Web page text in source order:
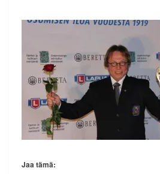
Jaa tämä: